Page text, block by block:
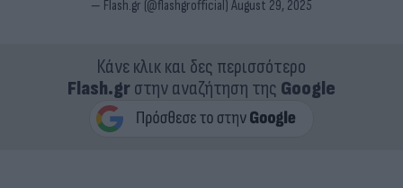
— Flash.gr (@flashgrofficial) August 29, 2025
Κάνε κλικ και δες περισσότερο
Flash.grστην αναζήτηση της Google